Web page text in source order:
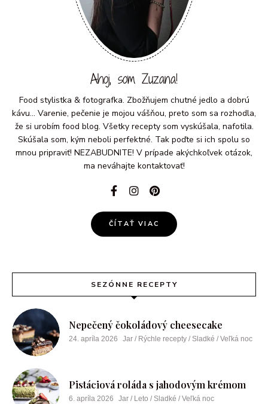
Ahoj, som Zuzana!
Food stylistka & fotografka. Zbožňujem chutné jedlo a dobrú
kávu... Varenie, pečenie je mojou vášňou, preto som sa rozhodla,
že si urobím food blog. Všetky recepty som vyskúšala, nafotila.
Skúšala som, kým neboli perfektné. Tak poďte si ich spolu so
mnou pripraviť! NEZABUDNITE! V prípade akýchkoľvek otázok,
ma neváhajte kontaktovať!
ČÍTAŤ VIAC
SEZÓNNE RECEPTY
Nepečený čokoládový cheesecake
24. apríla 2026 Jar / Rýchle recepty / Sladké / Veľká noc
Pistáciová roláda s jahodovým krémom
6. apríla 2026 Jar / Leto / Sladké / Veľká noc